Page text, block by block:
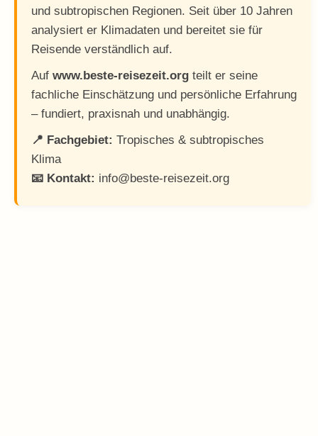
und subtropischen Regionen. Seit über 10 Jahren
analysiert er Klimadaten und bereitet sie für
Reisende verständlich auf.
Auf www.beste-reisezeit.org teilt er seine
fachliche Einschätzung und persönliche Erfahrung
– fundiert, praxisnah und unabhängig.
📍 Fachgebiet: Tropisches & subtropisches
Klima
📧 Kontakt: info@beste-reisezeit.org